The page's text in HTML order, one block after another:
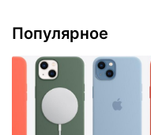
Популярное